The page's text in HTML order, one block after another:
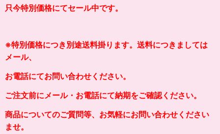
只今特別価格にてセール中です。
※特別価格につき別途送料掛ります。送料につきましては
メール、
お電話にてお問い合わせください。
ご注文前にメール・お電話にて納期をご確認ください。
商品についてのご質問等、お気軽にお問い合わせください
ませ。